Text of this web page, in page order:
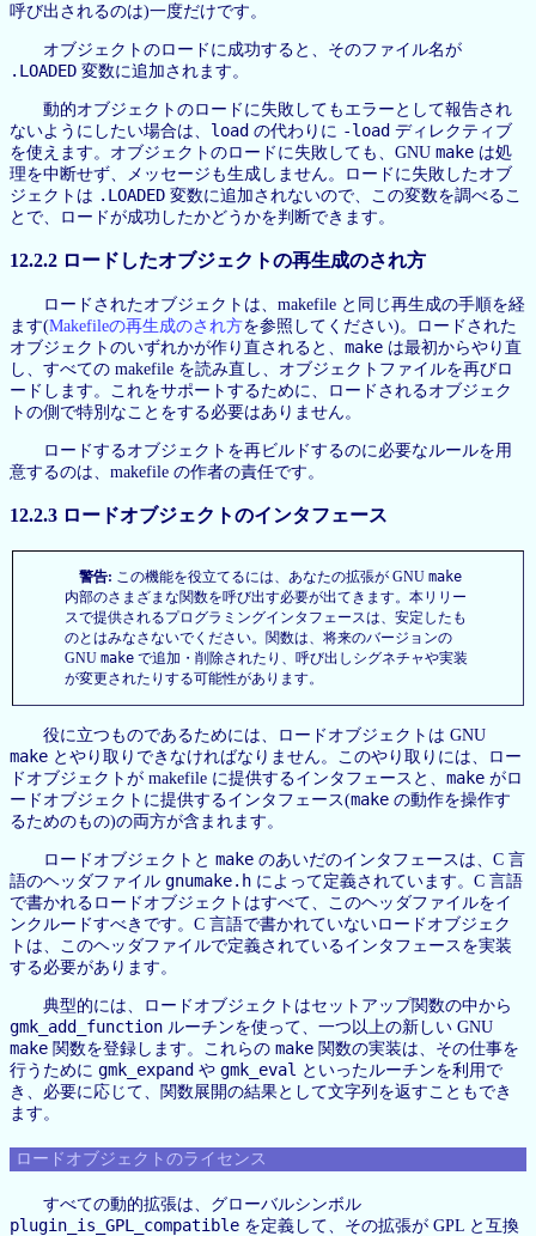
呼び出されるのは)一度だけです。
オブジェクトのロードに成功すると、そのファイル名が
.LOADED 変数に追加されます。
動的オブジェクトのロードに失敗してもエラーとして報告され
ないようにしたい場合は、 load の代わりに -load ディレクティブ
を使えます。オブジェクトのロードに失敗しても、GNU make は処
理を中断せず、メッセージも生成しません。ロードに失敗したオブ
ジェクトは .LOADED 変数に追加されないので、この変数を調べるこ
とで、ロードが成功したかどうかを判断できます。
12.2.2 ロードしたオブジェクトの再生成のされ方
ロードされたオブジェクトは、makefile と同じ再生成の手順を経
ます(Makefileの再生成のされ方を参照してください)。ロードされた
オブジェクトのいずれかが作り直されると、 make は最初からやり直
し、すべての makefile を読み直し、オブジェクトファイルを再びロ
ードします。これをサポートするために、ロードされるオブジェク
トの側で特別なことをする必要はありません。
ロードするオブジェクトを再ビルドするのに必要なルールを用
意するのは、makefile の作者の責任です。
12.2.3 ロードオブジェクトのインタフェース
警告: この機能を役立てるには、あなたの拡張が GNU make
内部のさまざまな関数を呼び出す必要が出てきます。本リリー
スで提供されるプログラミングインタフェースは、安定したも
のとはみなさないでください。関数は、将来のバージョンの
GNU make で追加・削除されたり、呼び出しシグネチャや実装
が変更されたりする可能性があります。
役に立つものであるためには、ロードオブジェクトは GNU
make とやり取りできなければなりません。このやり取りには、ロー
ドオブジェクトが makefile に提供するインタフェースと、 make がロ
ードオブジェクトに提供するインタフェース(make の動作を操作す
るためのもの)の両方が含まれます。
ロードオブジェクトと make のあいだのインタフェースは、C 言
語のヘッダファイル gnumake.h によって定義されています。C 言語
で書かれるロードオブジェクトはすべて、このヘッダファイルをイ
ンクルードすべきです。C 言語で書かれていないロードオブジェク
トは、このヘッダファイルで定義されているインタフェースを実装
する必要があります。
典型的には、ロードオブジェクトはセットアップ関数の中から
gmk_add_function ルーチンを使って、一つ以上の新しい GNU
make 関数を登録します。これらの make 関数の実装は、その仕事を
行うために gmk_expand や gmk_eval といったルーチンを利用で
き、必要に応じて、関数展開の結果として文字列を返すこともでき
ます。
ロードオブジェクトのライセンス
すべての動的拡張は、グローバルシンボル
plugin_is_GPL_compatible を定義して、その拡張が GPL と互換